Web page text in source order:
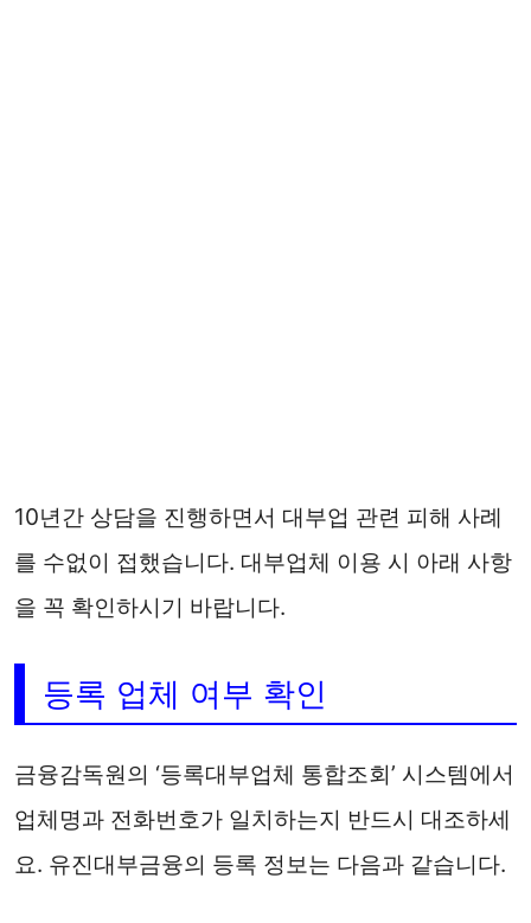
10년간 상담을 진행하면서 대부업 관련 피해 사례
를 수없이 접했습니다. 대부업체 이용 시 아래 사항
을 꼭 확인하시기 바랍니다.
등록 업체 여부 확인
금융감독원의 ‘등록대부업체 통합조회’ 시스템에서
업체명과 전화번호가 일치하는지 반드시 대조하세
요. 유진대부금융의 등록 정보는 다음과 같습니다.